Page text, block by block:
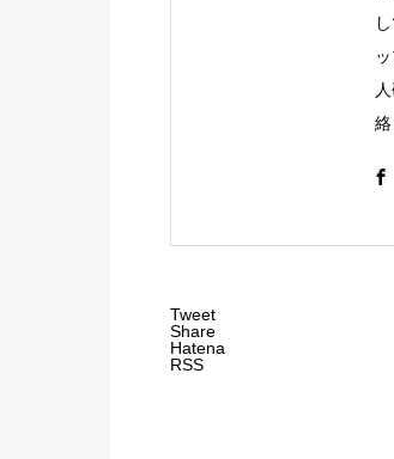
Tweet
Share
Hatena
RSS